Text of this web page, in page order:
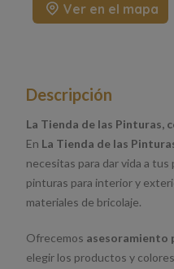
Ver en el mapa
Descripción
La Tienda de las Pinturas,
En La Tienda de las
necesitas para dar vida a
pinturas para interior y
materiales de bricolaje.
Ofrecemos asesoramiento
elegir los productos y